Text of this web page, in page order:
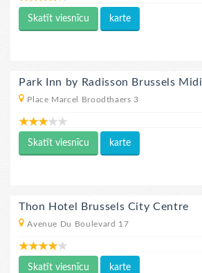
Skatīt viesnīcu karte
Park Inn by Radisson Brussels Midi
Place Marcel Broodthaers 3
Skatīt viesnīcu karte
Thon Hotel Brussels City Centre
Avenue Du Boulevard 17
Skatīt viesnīcu karte